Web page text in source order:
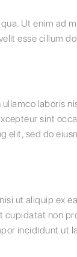
Ut enim ad
esse cillum
laboris
sint
elit, sed do
ut aliquip ex
cupidatat non
incididunt ut